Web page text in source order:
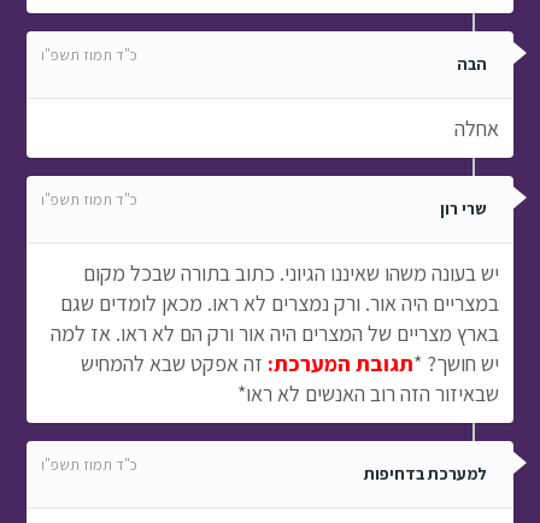
הבה כ"ד תמוז תשפ"ו
אחלה
שרי רון כ"ד תמוז תשפ"ו
יש בעונה משהו שאיננו הגיוני. כתוב בתורה שבכל מקום
במצריים היה אור. ורק נמצרים לא ראו. מכאן לומדים שגם
בארץ מצריים של המצרים היה אור ורק הם לא ראו. אז למה
יש חושך? *תגובת המערכת: זה אפקט שבא להמחיש
שבאיזור הזה רוב האנשים לא ראו*
למערכת בדחיפות כ"ד תמוז תשפ"ו